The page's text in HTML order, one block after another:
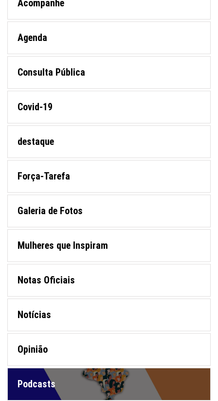
Acompanhe
Agenda
Consulta Pública
Covid-19
destaque
Força-Tarefa
Galeria de Fotos
Mulheres que Inspiram
Notas Oficiais
Notícias
Opinião
Podcasts